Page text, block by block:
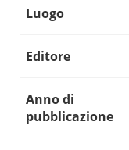
Luogo
Editore
Anno di
pubblicazione